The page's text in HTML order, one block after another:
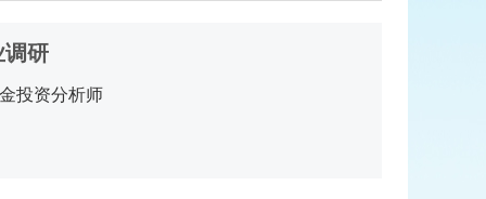
调研
投资分析师